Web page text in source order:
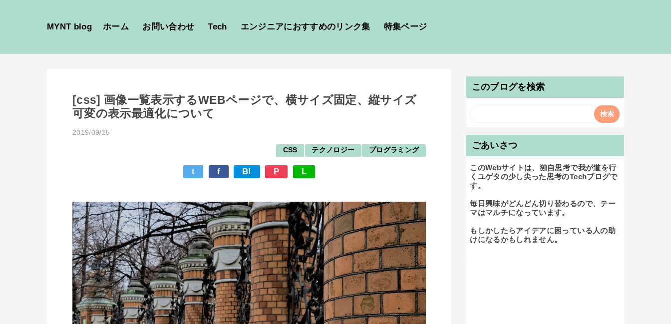
MYNT blog ホーム お問い合わせ Tech エンジニアにおすすめのリンク集 特集ページ
[css] 画像一覧表示するWEBページで、横サイズ固定、縦サイズ
可変の表示最適化について
2019/09/25
CSS テクノロジー プログラミング
t f B! P L
このブログを検索
ごあいさつ
このWebサイトは、独自思考で我が道を行
くユゲタの少し尖った思考のTechブログで
す。
毎日興味がどんどん切り替わるので、テー
マはマルチになっています。
もしかしたらアイデアに困っている人の助
けになるかもしれません。